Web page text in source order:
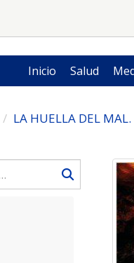
Inicio Salud
LA HUELLA DEL